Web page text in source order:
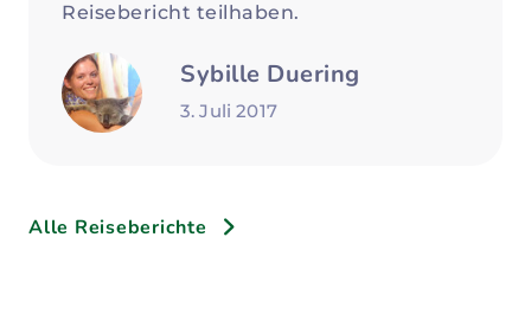
Reisebericht teilhaben.
Sybille Duering
3. Juli 2017
Alle Reiseberichte